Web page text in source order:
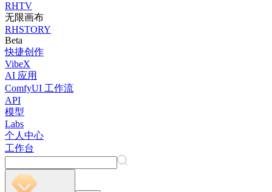
RHTV
无限画布
RHSTORY
Beta
快捷创作
VibeX
AI 应用
ComfyUI 工作流
API
模型
Labs
个人中心
工作台